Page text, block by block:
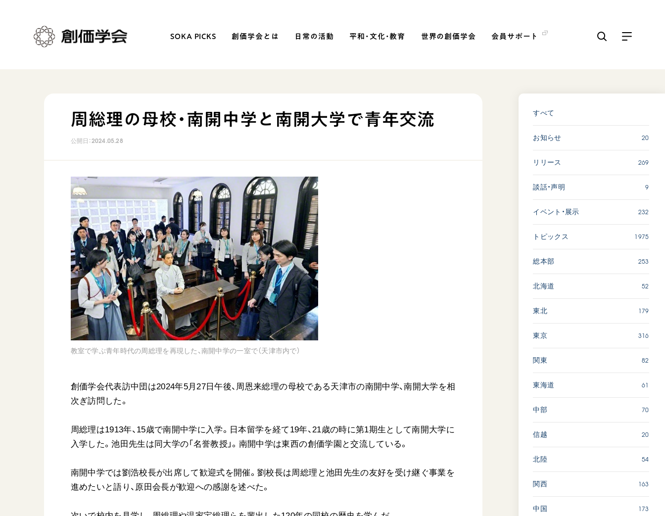
SOKA PICKS 創価学会とは 日常の活動 平和・文化・教育 世界の創価学会 会員サポート
自他共の幸福
日蓮大聖人の仏法（教学入門）
釈尊～法華経
創価学会の三代会長
初代会長・牧口常三郎先生
第2代会長・戸田城聖先生
第3代会長・池田大作先生
学会永遠の五指針
仏法を語る
主な行事
年間の活動について
友人葬
彼岸
「平和の文化」を構築
「持続可能な開発目標（SDGs）」の
取り組み
人道支援
音楽活動
展示活動
教育本部の活動
図書贈呈
世界の創価学会
各国ウェブサイト
基本情報
会員サポート
座談会御書ｅ講義
御書検索［新版］
＜関連リンク＞
創価学会総本部
聖教ブックストア
SGIピースサイト
ご利用にあたって
【被爆証言】「原爆の子」と
して生きた80年 広島県 早
志百…
2026.08.06
SDGs
動画
広島
「三つの花ことば」 関西吹
奏楽団
2026.07.31
文化 音楽
「ペンタトニック・ファン
ファーレ」 関西吹奏楽団
2026.07.17
周総理の母校・南開中学と南開大学で青年交流
公開日：2024.05.28
教室で学ぶ青年時代の周総理を再現した、南開中学の一室で（天津市内で）
創価学会代表訪中団は2024年5月27日午後、周恩来総理の母校である天津市の南開中学、南開大学を相
次ぎ訪問した。
周総理は1913年、15歳で南開中学に入学。日本留学を経て19年、21歳の時に第1期生として南開大学に
入学した。池田先生は同大学の「名誉教授」。南開中学は東西の創価学園と交流している。
南開中学では劉浩校長が出席して歓迎式を開催。劉校長は周総理と池田先生の友好を受け継ぐ事業を
進めたいと語り、原田会長が歓迎への感謝を述べた。
すべて
お知らせ 20
リリース 269
談話・声明 9
イベント・展示 232
トピックス 1975
総本部 253
北海道 52
東北 179
東京 316
関東 82
東海道 61
中部 70
信越 20
北陸 54
関西 163
中国 173